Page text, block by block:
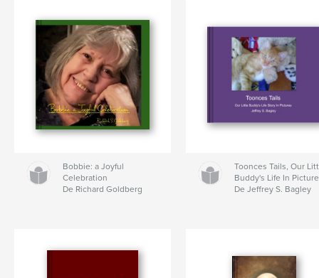
Bobbie: a Joyful
Celebration
De Richard Goldberg
Toonces Tails, Our
Buddy's Life In
De Jeffrey S. Bagley